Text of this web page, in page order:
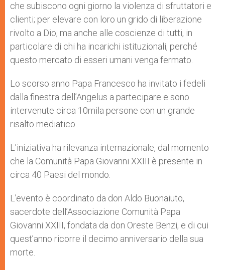
che subiscono ogni giorno la violenza di sfruttatori e
clienti; per elevare con loro un grido di liberazione
rivolto a Dio, ma anche alle coscienze di tutti, in
particolare di chi ha incarichi istituzionali, perché
questo mercato di esseri umani venga fermato.
Lo scorso anno Papa Francesco ha invitato i fedeli
dalla finestra dell’Angelus a partecipare e sono
intervenute circa 10mila persone con un grande
risalto mediatico.
L’iniziativa ha rilevanza internazionale, dal momento
che la Comunità Papa Giovanni XXIII è presente in
circa 40 Paesi del mondo.
L’evento è coordinato da don Aldo Buonaiuto,
sacerdote dell’Associazione Comunità Papa
Giovanni XXIII, fondata da don Oreste Benzi, e di cui
quest’anno ricorre il decimo anniversario della sua
morte.